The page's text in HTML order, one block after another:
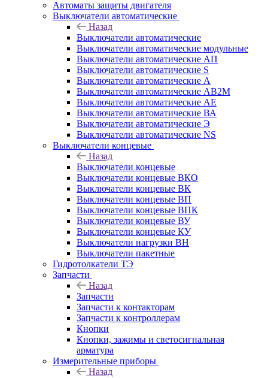
Автоматы защиты двигателя
Выключатели автоматические
Назад
Выключатели автоматические
Выключатели автоматические модульные
Выключатели автоматические АП
Выключатели автоматические S
Выключатели автоматические А
Выключатели автоматические АВ2М
Выключатели автоматические АЕ
Выключатели автоматические ВА
Выключатели автоматические Э
Выключатели автоматические NS
Выключатели концевые
Назад
Выключатели концевые
Выключатели концевые ВКО
Выключатели концевые ВК
Выключатели концевые ВП
Выключатели концевые ВПК
Выключатели концевые ВУ
Выключатели концевые КУ
Выключатели нагрузки ВН
Выключатели пакетные
Гидротолкатели ТЭ
Запчасти
Назад
Запчасти
Запчасти к контакторам
Запчасти к контроллерам
Кнопки
Кнопки, зажимы и светосигнальная
арматура
Измерительные приборы
Назад